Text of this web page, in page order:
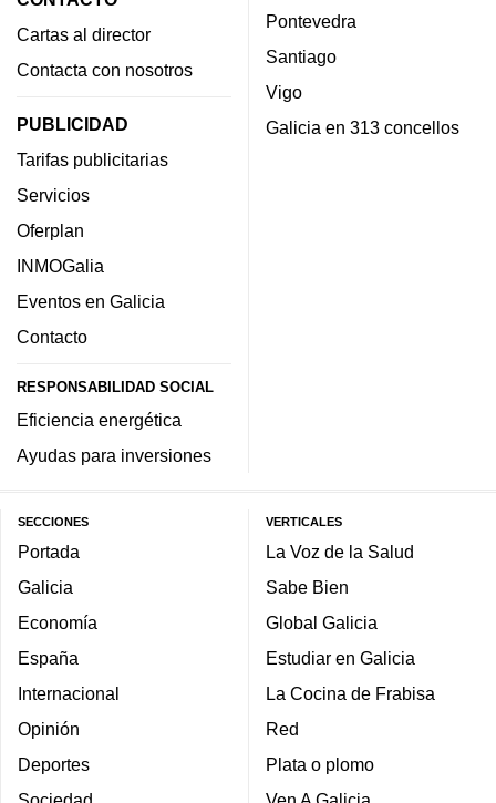
Cartas al director
Contacta con nosotros
PUBLICIDAD
Tarifas publicitarias
Servicios
Oferplan
INMOGalia
Eventos en Galicia
Contacto
RESPONSABILIDAD SOCIAL
Eficiencia energética
Ayudas para inversiones
Pontevedra
Santiago
Vigo
Galicia en 313 concellos
SECCIONES
Portada
Galicia
Economía
España
Internacional
Opinión
Deportes
VERTICALES
La Voz de la Salud
Sabe Bien
Global Galicia
Estudiar en Galicia
La Cocina de Frabisa
Red
Plata o plomo